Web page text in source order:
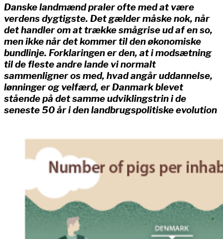
Danske landmænd praler ofte med at være
verdens dygtigste. Det gælder måske nok, når
det handler om at trække smågrise ud af en so,
men ikke når det kommer til den økonomiske
bundlinje. Forklaringen er den, at i modsætning
til de fleste andre lande vi normalt
sammenligner os med, hvad angår uddannelse,
lønninger og velfærd, er Danmark blevet
stående på det samme udviklingstrin i de
seneste 50 år i den landbrugspolitiske evolution